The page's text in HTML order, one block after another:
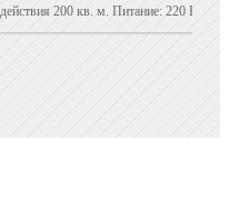
действия 200 кв. м. Питание: 220 В.